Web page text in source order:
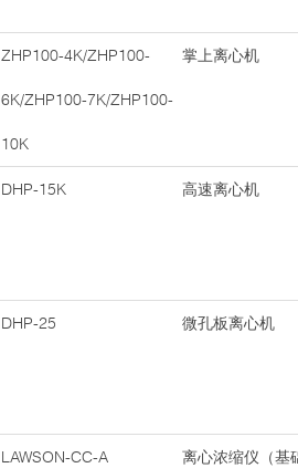
ZHP100-4K/ZHP100-
6K/ZHP100-7K/ZHP100-
10K
掌上离心机
DHP-15K 高速离心机
DHP-25 微孔板离心机
LAWSON-CC-A 离心浓缩仪（基